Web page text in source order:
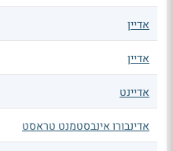
אדיין
אדיין
אדיינט
אדינבורו אינבסטמנט טראסט